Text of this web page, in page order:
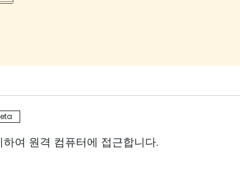
여 원격 컴퓨터에 접근합니다.